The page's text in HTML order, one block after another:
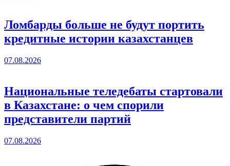
Ломбарды больше не будут портить
кредитные истории казахстанцев
07.08.2026
Национальные теледебаты стартовали
в Казахстане: о чем спорили
представители партий
07.08.2026